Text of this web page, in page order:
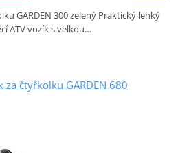
GARDEN 300 zelený Praktický lehký
ATV vozík s velkou…
za čtyřkolku GARDEN 680